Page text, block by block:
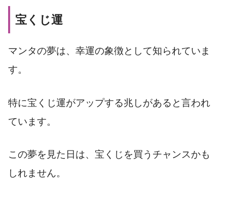
宝くじ運
マンタの夢は、幸運の象徴として知られていま
す。
特に宝くじ運がアップする兆しがあると言われ
ています。
この夢を見た日は、宝くじを買うチャンスかも
しれません。